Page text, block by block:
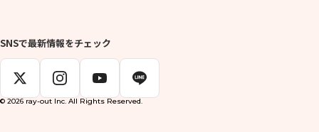
SNSで最新情報をチェック
© 2026 ray-out Inc. All Rights Reserved.